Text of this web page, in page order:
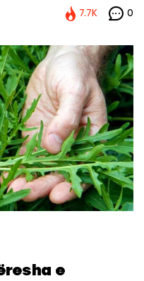
7.7K 0
e